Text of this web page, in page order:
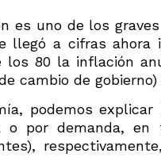
es uno de los
llegó a cifras ahora
los 80 la inflación
cambio de
podemos
o por demanda, en